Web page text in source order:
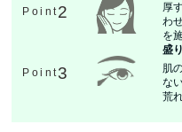
Point2
厚
わ
を
Point3
盛
肌
な
荒